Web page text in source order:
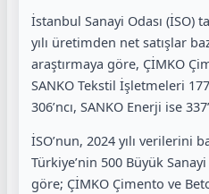
İstanbul Sanayi Odası (İSO)
yılı üretimden net satışlar
araştırmaya göre, ÇİMKO
SANKO Tekstil İşletmeleri
306’ncı, SANKO Enerji ise
İSO’nun, 2024 yılı verilerini
Türkiye’nin 500 Büyük
göre; ÇİMKO Çimento ve